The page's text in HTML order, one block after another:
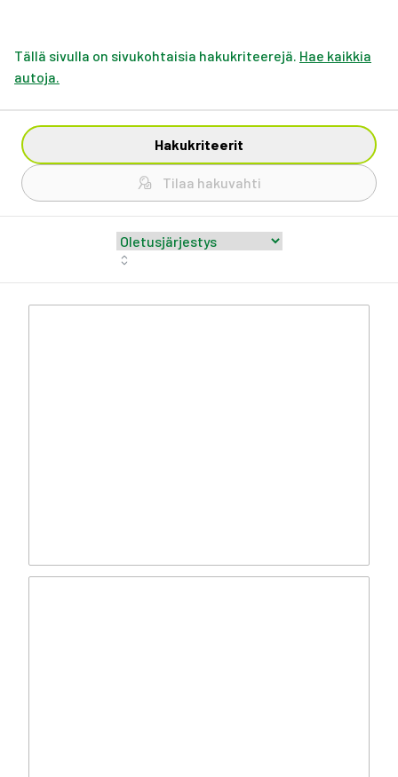
Tällä sivulla on sivukohtaisia hakukriteerejä. Hae kaikkia
autoja.
Hakukriteerit
Tilaa hakuvahti